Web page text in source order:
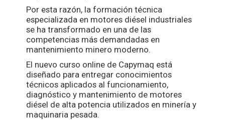
Por esta razón, la formación técnica
especializada en motores diésel industriales
se ha transformado en una de las
competencias más demandadas en
mantenimiento minero moderno.
El nuevo curso online de Capymaq está
diseñado para entregar conocimientos
técnicos aplicados al funcionamiento,
diagnóstico y mantenimiento de motores
diésel de alta potencia utilizados en minería y
maquinaria pesada.